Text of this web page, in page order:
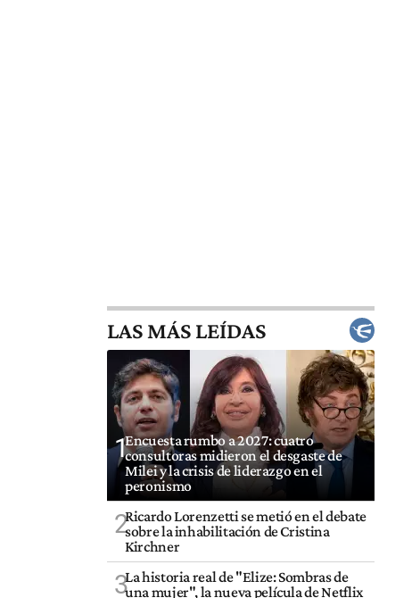
LAS MÁS LEÍDAS
1Encuesta rumbo a 2027: cuatro
consultoras midieron el desgaste de
Milei y la crisis de liderazgo en el
peronismo
2Ricardo Lorenzetti se metió en el debate
sobre la inhabilitación de Cristina
Kirchner
3La historia real de "Elize: Sombras de
una mujer", la nueva película de Netflix